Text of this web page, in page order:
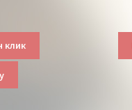
клик